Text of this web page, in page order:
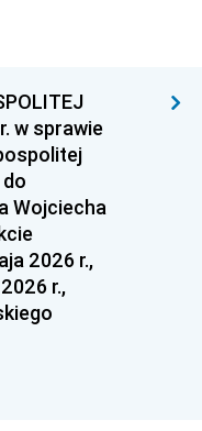
w sprawie
Wojciecha
2026 r.,
r.,